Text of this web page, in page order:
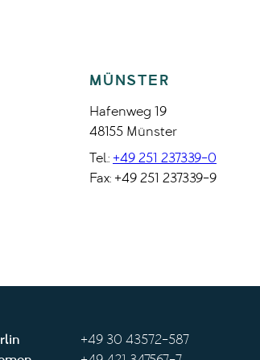
MÜNSTER
Hafenweg 19
48155 Münster
Tel.: +49 251 237339-0
Fax: +49 251 237339-9
+49 30 43572-587